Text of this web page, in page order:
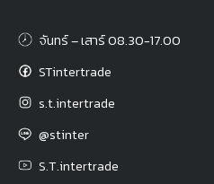
จันทร์ – เสาร์ 08.30-17.00
STintertrade
s.t.intertrade
@stinter
S.T.intertrade